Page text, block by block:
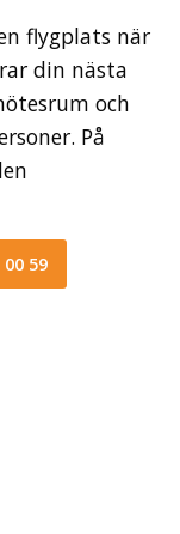
flygplats när
din nästa
och
På
00 59